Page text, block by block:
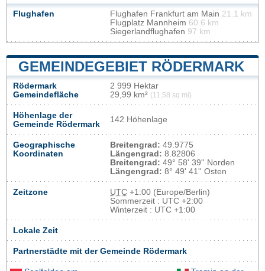
Flughafen Flughafen Frankfurt am Main 21.1 km
Flugplatz Mannheim 60.6 km
Siegerlandflughafen 97 km
GEMEINDEGEBIET RÖDERMARK
Rödermark
Gemeindefläche
2 999 Hektar
29,99 km² (11,58 sq mi)
Höhenlage der
Gemeinde Rödermark
142 Höhenlage
Geographische
Koordinaten
Breitengrad: 49.9775
Längengrad: 8.82806
Breitengrad: 49° 58' 39'' Norden
Längengrad: 8° 49' 41'' Osten
Zeitzone UTC +1:00 (Europe/Berlin)
Sommerzeit : UTC +2:00
Winterzeit : UTC +1:00
Lokale Zeit
Partnerstädte mit der Gemeinde Rödermark